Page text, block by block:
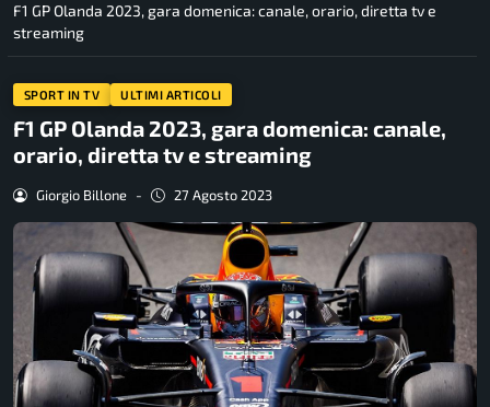
F1 GP Olanda 2023, gara domenica: canale, orario, diretta tv e
streaming
SPORT IN TV ULTIMI ARTICOLI
F1 GP Olanda 2023, gara domenica: canale,
orario, diretta tv e streaming
Giorgio Billone - 27 Agosto 2023